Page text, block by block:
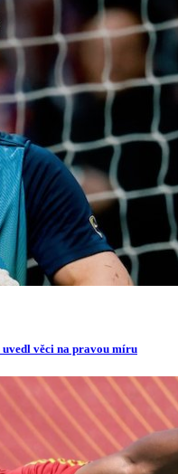
uvedl věci na pravou míru